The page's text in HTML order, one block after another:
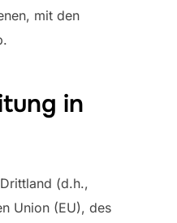
mit den
in
(d.h.,
Union (EU), des